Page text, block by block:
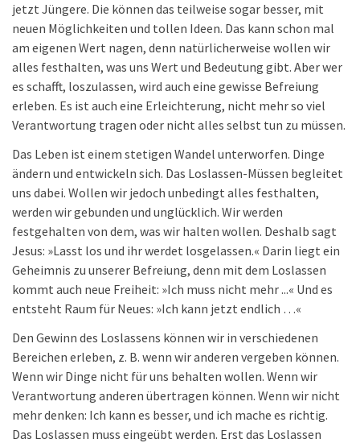
jetzt Jüngere. Die können das teilweise sogar besser, mit
neuen Möglichkeiten und tollen Ideen. Das kann schon mal
am eigenen Wert nagen, denn natürlicherweise wollen wir
alles festhalten, was uns Wert und Bedeutung gibt. Aber wer
es schafft, loszulassen, wird auch eine gewisse Befreiung
erleben. Es ist auch eine Erleichterung, nicht mehr so viel
Verantwortung tragen oder nicht alles selbst tun zu müssen.
Das Leben ist einem stetigen Wandel unterworfen. Dinge
ändern und entwickeln sich. Das Loslassen-Müssen begleitet
uns dabei. Wollen wir jedoch unbedingt alles festhalten,
werden wir gebunden und unglücklich. Wir werden
festgehalten von dem, was wir halten wollen. Deshalb sagt
Jesus: »Lasst los und ihr werdet losgelassen.« Darin liegt ein
Geheimnis zu unserer Befreiung, denn mit dem Loslassen
kommt auch neue Freiheit: »Ich muss nicht mehr ...« Und es
entsteht Raum für Neues: »Ich kann jetzt endlich …«
Den Gewinn des Loslassens können wir in verschiedenen
Bereichen erleben, z. B. wenn wir anderen vergeben können.
Wenn wir Dinge nicht für uns behalten wollen. Wenn wir
Verantwortung anderen übertragen können. Wenn wir nicht
mehr denken: Ich kann es besser, und ich mache es richtig.
Das Loslassen muss eingeübt werden. Erst das Loslassen